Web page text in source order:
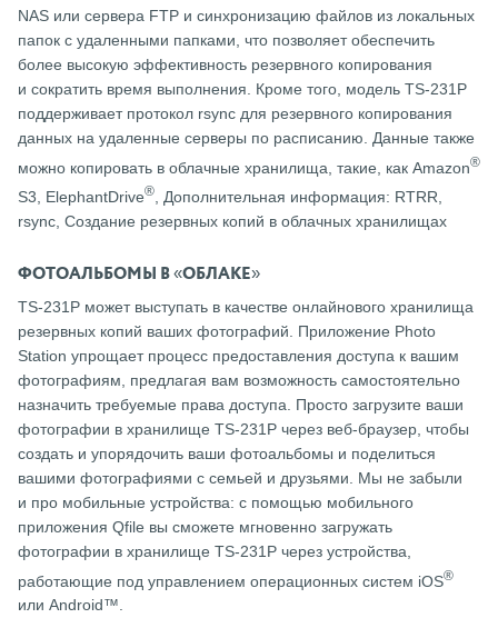
NAS или сервера FTP и синхронизацию файлов из локальных
папок с удаленными папками, что позволяет обеспечить
более высокую эффективность резервного копирования
и сократить время выполнения. Кроме того, модель TS-231P
поддерживает протокол rsync для резервного копирования
данных на удаленные серверы по расписанию. Данные также
можно копировать в облачные хранилища, такие, как Amazon®
S3, ElephantDrive®
, Дополнительная информация: RTRR,
rsync, Создание резервных копий в облачных хранилищах
ФОТОАЛЬБОМЫ В «ОБЛАКЕ»
TS-231P может выступать в качестве онлайнового хранилища
резервных копий ваших фотографий. Приложение Photo
Station упрощает процесс предоставления доступа к вашим
фотографиям, предлагая вам возможность самостоятельно
назначить требуемые права доступа. Просто загрузите ваши
фотографии в хранилище TS-231P через веб-браузер, чтобы
создать и упорядочить ваши фотоальбомы и поделиться
вашими фотографиями с семьей и друзьями. Мы не забыли
и про мобильные устройства: с помощью мобильного
приложения Qfile вы сможете мгновенно загружать
фотографии в хранилище TS-231P через устройства,
работающие под управлением операционных систем iOS®
или Android™.